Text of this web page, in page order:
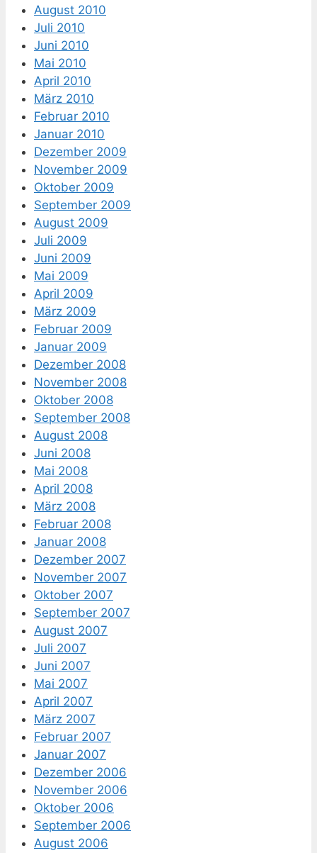
August 2010
Juli 2010
Juni 2010
Mai 2010
April 2010
März 2010
Februar 2010
Januar 2010
Dezember 2009
November 2009
Oktober 2009
September 2009
August 2009
Juli 2009
Juni 2009
Mai 2009
April 2009
März 2009
Februar 2009
Januar 2009
Dezember 2008
November 2008
Oktober 2008
September 2008
August 2008
Juni 2008
Mai 2008
April 2008
März 2008
Februar 2008
Januar 2008
Dezember 2007
November 2007
Oktober 2007
September 2007
August 2007
Juli 2007
Juni 2007
Mai 2007
April 2007
März 2007
Februar 2007
Januar 2007
Dezember 2006
November 2006
Oktober 2006
September 2006
August 2006